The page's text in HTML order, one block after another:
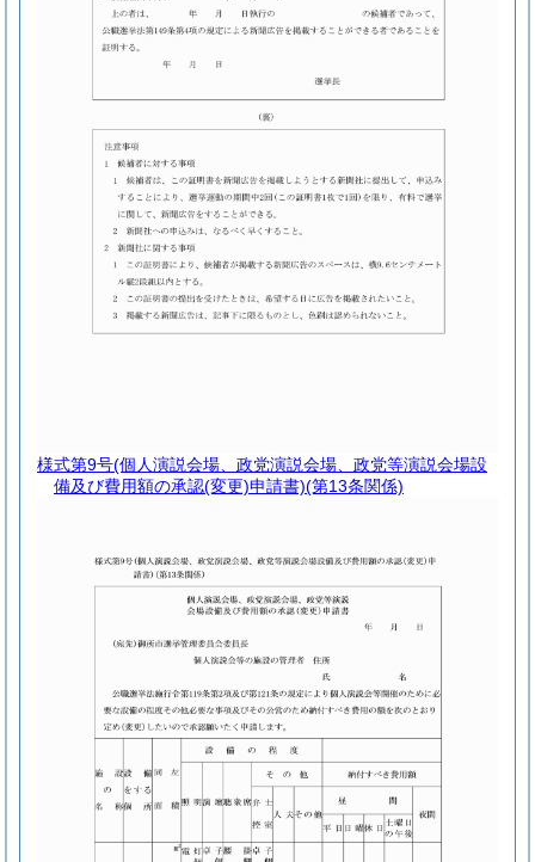
様式第9号(個人演説会場、政党演説会場、政党等演説会場設
備及び費用額の承認(変更)申請書)(第13条関係)